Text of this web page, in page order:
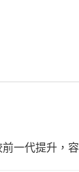
一代提升，